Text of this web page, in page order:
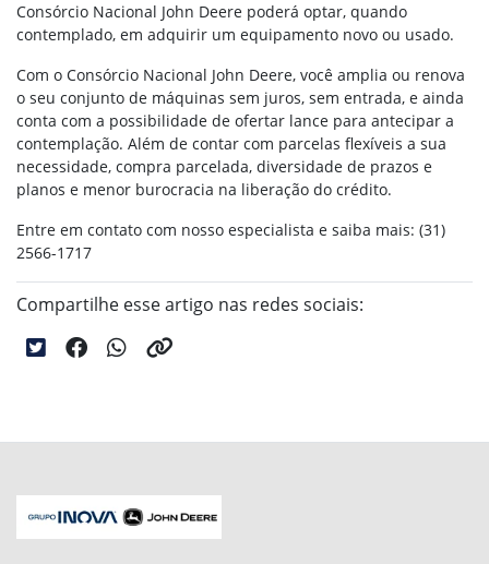
Consórcio Nacional John Deere poderá optar, quando
contemplado, em adquirir um equipamento novo ou usado.
Com o Consórcio Nacional John Deere, você amplia ou renova
o seu conjunto de máquinas sem juros, sem entrada, e ainda
conta com a possibilidade de ofertar lance para antecipar a
contemplação. Além de contar com parcelas flexíveis a sua
necessidade, compra parcelada, diversidade de prazos e
planos e menor burocracia na liberação do crédito.
Entre em contato com nosso especialista e saiba mais: (31)
2566-1717
Compartilhe esse artigo nas redes sociais: